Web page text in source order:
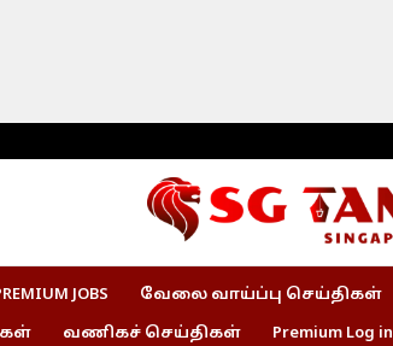
JOBS வேலை வாய்ப்பு செய்திகள்
வணிகச் செய்திகள் Premium Log in